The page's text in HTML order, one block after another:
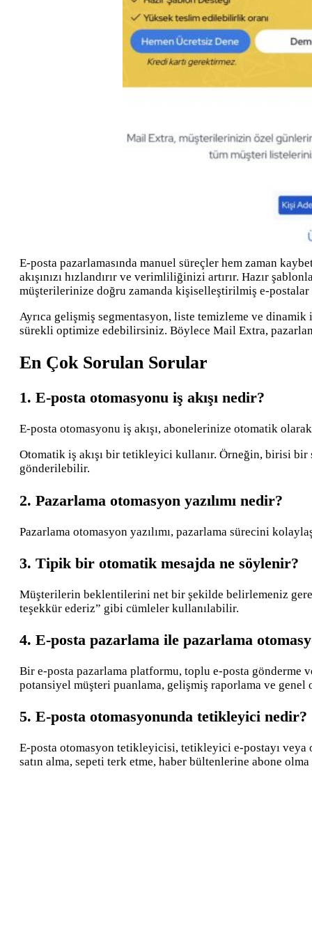
E-posta pazarlamasında manuel süreçler hem zaman
akışınızı hızlandırır ve verimliliğinizi artırır. Hazır
müşterilerinize doğru zamanda kişiselleştirilmiş e-
Ayrıca gelişmiş segmentasyon, liste temizleme ve
sürekli optimize edebilirsiniz. Böylece Mail Extra,
En Çok Sorulan Sorular
1. E-posta otomasyonu iş akışı nedir?
E-posta otomasyonu iş akışı, abonelerinize otomatik
Otomatik iş akışı bir tetikleyici kullanır. Örneğin, birisi
gönderilebilir.
2. Pazarlama otomasyon yazılımı nedir?
Pazarlama otomasyon yazılımı, pazarlama sürecini
3. Tipik bir otomatik mesajda ne söylenir?
Müşterilerin beklentilerini net bir şekilde belirlemeniz
teşekkür ederiz” gibi cümleler kullanılabilir.
4. E-posta pazarlama ile pazarlama
Bir e-posta pazarlama platformu, toplu e-posta gönderme
potansiyel müşteri puanlama, gelişmiş raporlama ve
5. E-posta otomasyonunda tetikleyici nedir?
E-posta otomasyon tetikleyicisi, tetikleyici e-postayı
satın alma, sepeti terk etme, haber bültenlerine abone